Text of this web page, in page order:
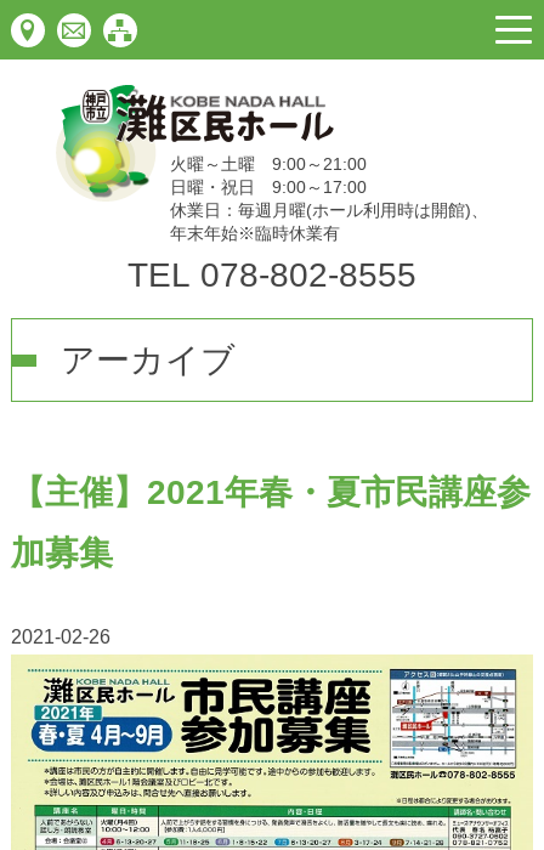
火曜～土曜 9:00～21:00
日曜・祝日 9:00～17:00
休業日：毎週月曜(ホール利用時は開館)、
年末年始※臨時休業有
TEL 078-802-8555
アーカイブ
【主催】2021年春・夏市民講座参
加募集
2021-02-26